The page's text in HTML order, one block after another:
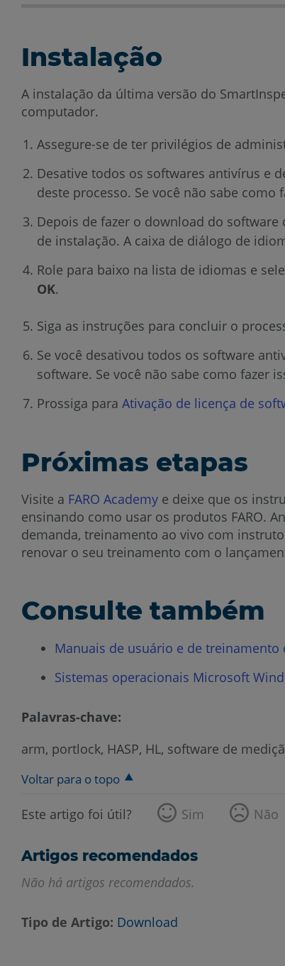
Instalação
A instalação da última versão do
computador.
Assegure-se de ter privilégios de
Desative todos os softwares antivírus e
deste processo. Se você não sabe
Depois de fazer o download do
de instalação. A caixa de diálogo de
Role para baixo na lista de idiomas e
OK.
Siga as instruções para concluir o
Se você desativou todos os software
software. Se você não sabe como fazer
Prossiga para Ativação de licença de
Próximas etapas
Visite a FARO Academy e deixe que os
ensinando como usar os produtos FARO.
demanda, treinamento ao vivo com
renovar o seu treinamento com o
Consulte também
Manuais de usuário e de treinamento
Sistemas operacionais Microsoft
Palavras-chave:
arm, portlock, HASP, HL, software de
Voltar para o topo
Este artigo foi útil? Sim Não
Artigos recomendados
Não há artigos recomendados.
Tipo de Artigo Download